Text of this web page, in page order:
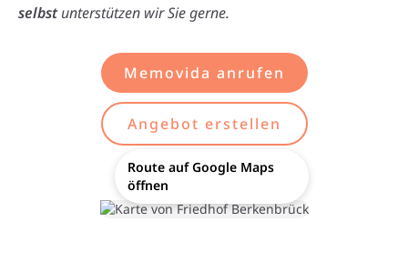
selbstunterstützen wir Sie gerne.
Memovida anrufen
Angebot erstellen
Route auf Google Maps
öffnen